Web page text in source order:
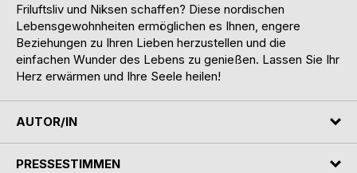
Friluftsliv und Niksen schaffen? Diese nordischen
Lebensgewohnheiten ermöglichen es Ihnen, engere
Beziehungen zu Ihren Lieben herzustellen und die
einfachen Wunder des Lebens zu genießen. Lassen Sie Ihr
Herz erwärmen und Ihre Seele heilen!
AUTOR/IN
PRESSESTIMMEN